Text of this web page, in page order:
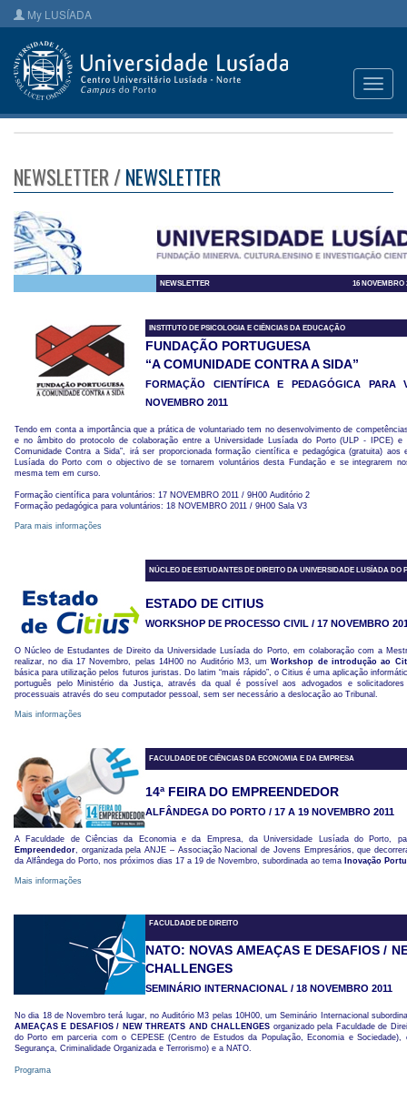
My LUSÍADA
NEWSLETTER /NEWSLETTER
NEWSLETTER 16 NOVEMBRO
INSTITUTO DE PSICOLOGIA E CIÊNCIAS DA EDUCAÇÃO
FUNDAÇÃO PORTUGUESA
“A COMUNIDADE CONTRA A SIDA”
FORMAÇÃO CIENTÍFICA E PEDAGÓGICA PARA
NOVEMBRO 2011
Tendo em conta a importância que a prática de voluntariado tem no desenvolvimento de
e no âmbito do protocolo de colaboração entre a Universidade Lusíada do Porto (ULP - IPCE) e
Comunidade Contra a Sida”, irá ser proporcionada formação científica e pedagógica (gratuita) aos
Lusíada do Porto com o objectivo de se tornarem voluntários desta Fundação e se integrarem
mesma tem em curso.
Formação científica para voluntários: 17 NOVEMBRO 2011 / 9H00 Auditório 2
Formação pedagógica para voluntários: 18 NOVEMBRO 2011 / 9H00 Sala V3
Para mais informações
NÚCLEO DE ESTUDANTES DE DIREITO DA UNIVERSIDADE LUSÍADA DO
ESTADO DE CITIUS
WORKSHOP DE PROCESSO CIVIL / 17 NOVEMBRO
O Núcleo de Estudantes de Direito da Universidade Lusíada do Porto, em colaboração com a
realizar, no dia 17 Novembro, pelas 14H00 no Auditório M3, umWorkshop de introdução ao
básica para utilização pelos futuros juristas. Do latim “mais rápido”, o Citius é uma aplicação
português pelo Ministério da Justiça, através da qual é possível aos advogados e solicitadores
processuais através do seu computador pessoal, sem ser necessário a deslocação ao Tribunal.
Mais informações
FACULDADE DE CIÊNCIAS DA ECONOMIA E DA EMPRESA
14ª FEIRA DO EMPREENDEDOR
ALFÂNDEGA DO PORTO / 17 A 19 NOVEMBRO 2011
A Faculdade de Ciências da Economia e da Empresa, da Universidade Lusíada do Porto,
Empreendedor, organizada pela ANJE – Associação Nacional de Jovens Empresários, que
da Alfândega do Porto, nos próximos dias 17 a 19 de Novembro, subordinada ao tema Inovação
Mais informações
FACULDADE DE DIREITO
NATO: NOVAS AMEAÇAS E DESAFIOS /
CHALLENGES
SEMINÁRIO INTERNACIONAL / 18 NOVEMBRO 2011
No dia 18 de Novembro terá lugar, no Auditório M3 pelas 10H00, um Seminário Internacional
AMEAÇAS E DESAFIOS / NEW THREATS AND CHALLENGES organizado pela Faculdade de
do Porto em parceria com o CEPESE (Centro de Estudos da População, Economia e Sociedade),
Segurança, Criminalidade Organizada e Terrorismo) e a NATO.
Programa